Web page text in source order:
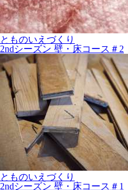
とものいえづくり
2ndシーズン 壁・床コース＃2
とものいえづくり
2ndシーズン 壁・床コース＃1